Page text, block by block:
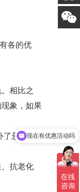
各的优
相比之
象，如果
了悬浮拼装
抗老化
现在有优惠活动吗